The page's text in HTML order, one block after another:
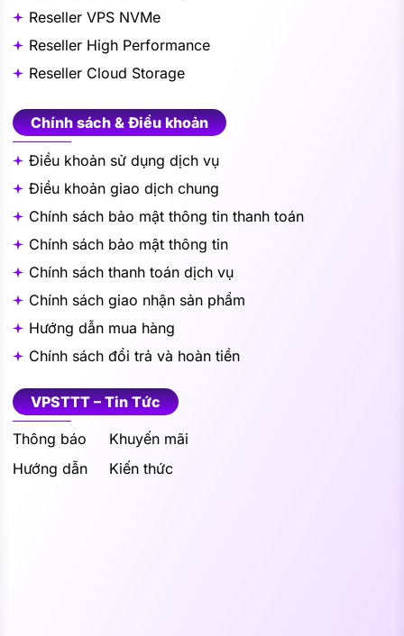
Reseller VPS NVMe
Reseller High Performance
Reseller Cloud Storage
Chính sách & Điều khoản
Điều khoản sử dụng dịch vụ
Điều khoản giao dịch chung
Chính sách bảo mật thông tin thanh toán
Chính sách bảo mật thông tin
Chính sách thanh toán dịch vụ
Chính sách giao nhận sản phẩm
Hướng dẫn mua hàng
Chính sách đổi trả và hoàn tiền
VPSTTT – Tin Tức
Thông báo
Khuyến mãi
Hướng dẫn
Kiến thức